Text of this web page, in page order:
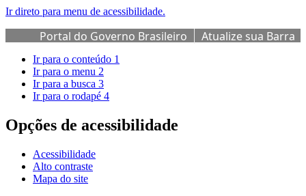
Ir direto para menu de acessibilidade.
Portal do Governo Brasileiro
Atualize sua Barra
de Governo
Ir para o conteúdo 1
Ir para o menu 2
Ir para a busca 3
Ir para o rodapé 4
Opções de acessibilidade
Acessibilidade
Alto contraste
Mapa do site